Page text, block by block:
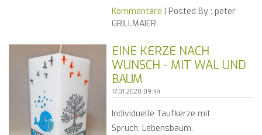
Kommentare | Posted By : peter
GRILLMAIER
EINE KERZE NACH
WUNSCH - MIT WAL UND
BAUM
17.01.2020 09:44
Individuelle Taufkerze mit
Spruch, Lebensbaum,